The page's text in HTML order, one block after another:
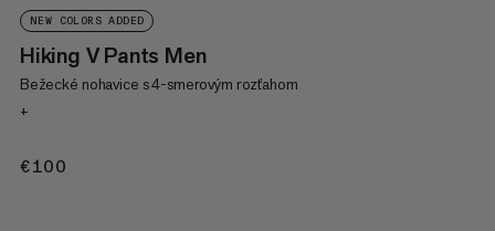
NEW COLORS ADDED
Hiking V Pants Men
Bežecké nohavice s 4-smerovým rozťahom
+
€100